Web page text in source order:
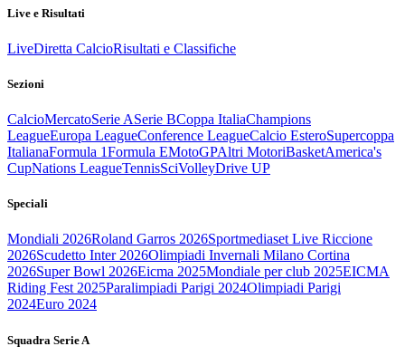
Live e Risultati
LiveDiretta CalcioRisultati e Classifiche
Sezioni
CalcioMercatoSerie ASerie BCoppa ItaliaChampions
LeagueEuropa LeagueConference LeagueCalcio EsteroSupercoppa
ItalianaFormula 1Formula EMotoGPAltri MotoriBasketAmerica's
CupNations LeagueTennisSciVolleyDrive UP
Speciali
Mondiali 2026Roland Garros 2026Sportmediaset Live Riccione
2026Scudetto Inter 2026Olimpiadi Invernali Milano Cortina
2026Super Bowl 2026Eicma 2025Mondiale per club 2025EICMA
Riding Fest 2025Paralimpiadi Parigi 2024Olimpiadi Parigi
2024Euro 2024
Squadra Serie A